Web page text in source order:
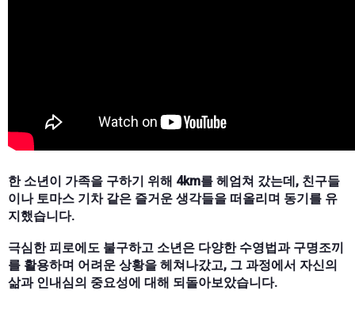
한 소년이 가족을 구하기 위해 4km를 헤엄쳐 갔는데, 친구들
이나 토마스 기차 같은 즐거운 생각들을 떠올리며 동기를 유
지했습니다.
극심한 피로에도 불구하고 소년은 다양한 수영법과 구명조끼
를 활용하며 어려운 상황을 헤쳐나갔고, 그 과정에서 자신의
삶과 인내심의 중요성에 대해 되돌아보았습니다.